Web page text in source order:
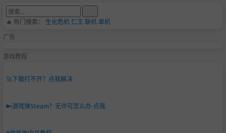
🔥 热门搜索： 生化危机仁王 联机单机
广告
游戏教程
🚀下载打不开？点我解决
🔑游戏弹Steam？无许可怎么办-点我